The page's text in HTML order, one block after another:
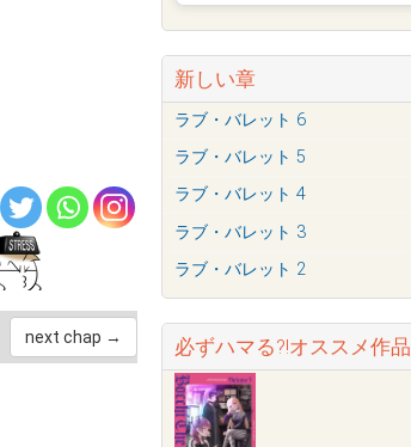
next chap →
新しい章
ラブ・バレット 6
ラブ・バレット 5
ラブ・バレット 4
ラブ・バレット 3
ラブ・バレット 2
必ずハマる?!オススメ作品